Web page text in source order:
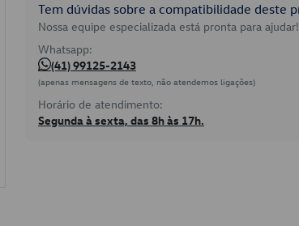
Tem dúvidas sobre a compatibilidade deste
Nossa equipe especializada está pronta para ajudar!
Whatsapp:
(41) 99125-2143
(apenas mensagens de texto, não atendemos ligações)
Horário de atendimento:
Segunda à sexta, das 8h às 17h.